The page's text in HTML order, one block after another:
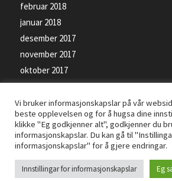
februar 2018
januar 2018
desember 2017
november 2017
oktober 2017
september 2017
beskyttet av opphavsrettsloven -Personvernerklæring-
Vi bruker informasjonskapslar på vår
beste opplevelsen og for å hugsa dine
klikke "Eg godkjenner alt", godkjenner du
informasjonskapslar. Du kan gå til
informasjonskapslar" for å gjere endringar.
Innstillingar for informasjonskapslar Eg